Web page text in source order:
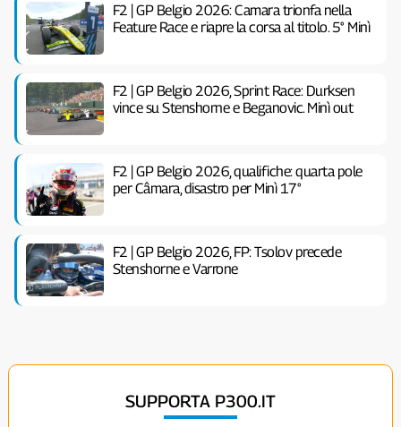
F2 | GP Belgio 2026: Camara trionfa nella
Feature Race e riapre la corsa al titolo. 5° Minì
F2 | GP Belgio 2026, Sprint Race: Durksen
vince su Stenshorne e Beganovic. Minì out
F2 | GP Belgio 2026, qualifiche: quarta pole
per Câmara, disastro per Minì 17°
F2 | GP Belgio 2026, FP: Tsolov precede
Stenshorne e Varrone
SUPPORTA P300.IT